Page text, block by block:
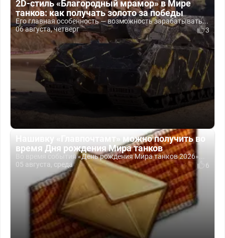
2D-стиль «Благородный мрамор» в Мире
танков: как получать золото за победы
Его главная особенность — возможность зарабатывать...
06 августа, четверг
3
Нашивку «Главпочтамт» можно получить во
время Дня рождения Мира танков
Во время события «День рождения Мира танков 2026»...
05 августа, среда
6